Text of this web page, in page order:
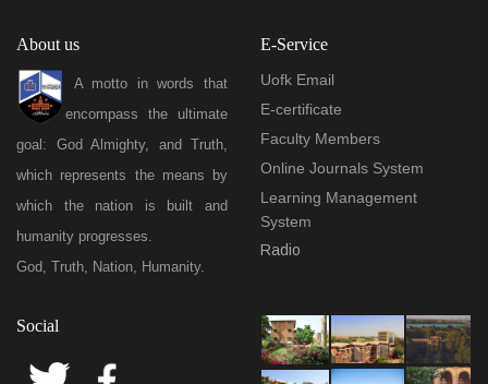
About us
A motto in words that
encompass the ultimate
goal: God Almighty, and Truth,
which represents the means by
which the nation is built and
humanity progresses.
God, Truth, Nation, Humanity.
E-Service
Uofk Email
E-certificate
Faculty Members
Online Journals System
Learning Management
System
Radio
Social